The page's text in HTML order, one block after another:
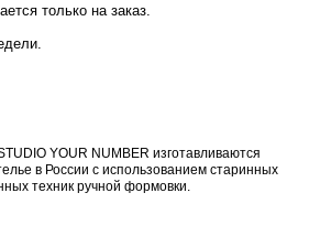
только на заказ.
YOUR NUMBER изготавливаются
в России с использованием старинных
техник ручной формовки.